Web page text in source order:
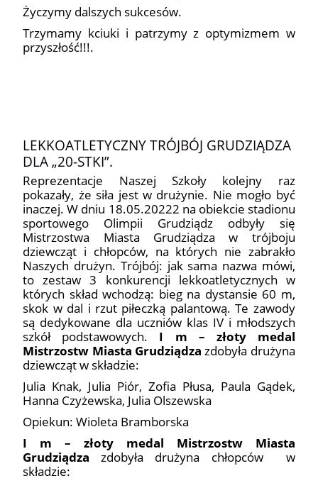
Życzymy dalszych sukcesów.
Trzymamy kciuki i patrzymy z optymizmem w
przyszłość!!!.
LEKKOATLETYCZNY TRÓJBÓJ GRUDZIĄDZA
DLA „20-STKI”.
Reprezentacje Naszej Szkoły kolejny raz
pokazały, że siła jest w drużynie. Nie mogło być
inaczej. W dniu 18.05.20222 na obiekcie stadionu
sportowego Olimpii Grudziądz odbyły się
Mistrzostwa Miasta Grudziądza w trójboju
dziewcząt i chłopców, na których nie zabrakło
Naszych drużyn. Trójbój: jak sama nazwa mówi,
to zestaw 3 konkurencji lekkoatletycznych w
których skład wchodzą: bieg na dystansie 60 m,
skok w dal i rzut piłeczką palantową. Te zawody
są dedykowane dla uczniów klas IV i młodszych
szkół podstawowych. I m – złoty medal
Mistrzostw Miasta Grudziądza zdobyła drużyna
dziewcząt w składzie:
Julia Knak, Julia Piór, Zofia Płusa, Paula Gądek,
Hanna Czyżewska, Julia Olszewska
Opiekun: Wioleta Bramborska
I m – złoty medal Mistrzostw Miasta
Grudziądza zdobyła drużyna chłopców w
składzie: